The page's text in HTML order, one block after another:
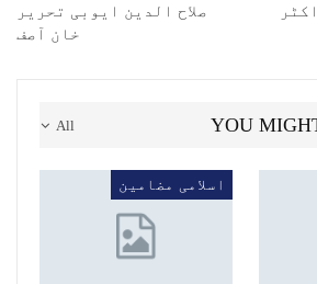
صلاح الدین ایوبی تحریر
خان آصف
All YOU
اسلامی مضامین